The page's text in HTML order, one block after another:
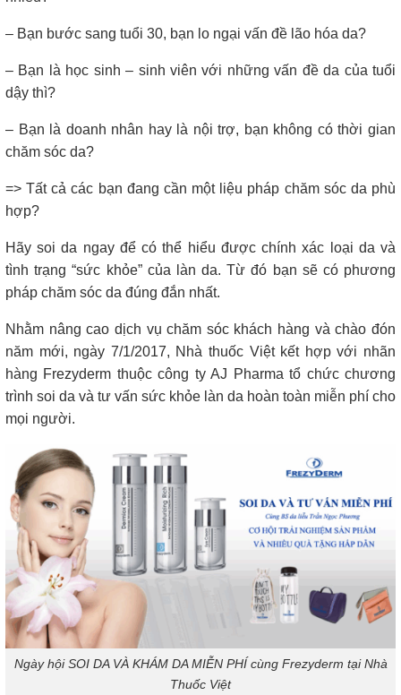
– Bạn bước sang tuổi 30, bạn lo ngại vấn đề lão hóa da?
– Bạn là học sinh – sinh viên với những vấn đề da của tuổi
dậy thì?
– Bạn là doanh nhân hay là nội trợ, bạn không có thời gian
chăm sóc da?
=> Tất cả các bạn đang cần một liệu pháp chăm sóc da phù
hợp?
Hãy soi da ngay để có thể hiểu được chính xác loại da và
tình trạng “sức khỏe” của làn da. Từ đó bạn sẽ có phương
pháp chăm sóc da đúng đắn nhất.
Nhằm nâng cao dịch vụ chăm sóc khách hàng và chào đón
năm mới, ngày 7/1/2017, Nhà thuốc Việt kết hợp với nhãn
hàng Frezyderm thuộc công ty AJ Pharma tổ chức chương
trình soi da và tư vấn sức khỏe làn da hoàn toàn miễn phí cho
mọi người.
Ngày hội SOI DA VÀ KHÁM DA MIỄN PHÍ cùng Frezyderm tại Nhà
Thuốc Việt